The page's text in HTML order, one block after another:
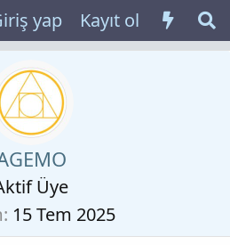
yap Kayıt ol
Üye
15 Tem 2025